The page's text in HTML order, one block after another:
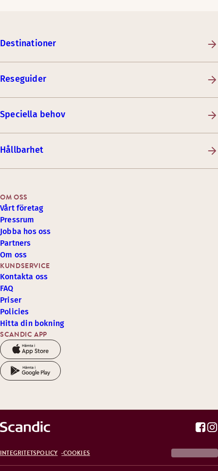
Destinationer
Reseguider
Speciella behov
Hållbarhet
SCANDIC APP
KUNDSERVICE
Kontakta oss
FAQ
Priser
Policies
Hitta din bokning
OM OSS
Vårt företag
Pressrum
Jobba hos oss
Partners
Om oss
INTEGRITETSPOLICY COOKIES